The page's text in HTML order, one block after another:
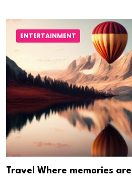
ENTERTAINMENT
Travel Where memories